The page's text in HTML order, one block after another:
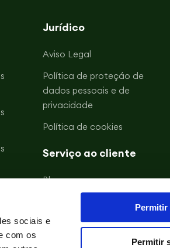
sociais e
com os
Permitir
Permitir
Jurídico
Aviso Legal
Política de proteçáo de
dados pessoais e de
privacidade
Política de cookies
Serviço ao cliente
Blogue
Contacto